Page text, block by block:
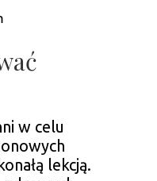
w celu
lekcją.